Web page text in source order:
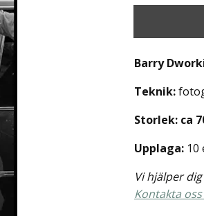
Barry
Teknik:
Storlek: ca
Upplaga:10
Vi hjälper
Kontakta oss